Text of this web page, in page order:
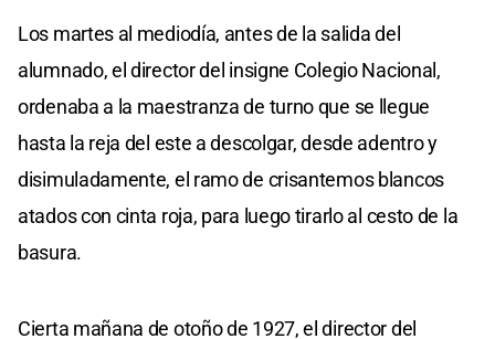
Los martes al mediodía, antes de la salida del
alumnado, el director del insigne Colegio Nacional,
ordenaba a la maestranza de turno que se llegue
hasta la reja del este a descolgar, desde adentro y
disimuladamente, el ramo de crisantemos blancos
atados con cinta roja, para luego tirarlo al cesto de la
basura.
Cierta mañana de otoño de 1927, el director del